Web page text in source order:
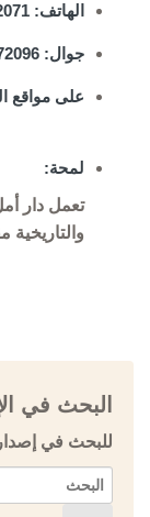
الهاتف: 009633122071
جوال: 00963932472096
على مواقع
لمحة:
تعمل دار
البحث في
للبحث في